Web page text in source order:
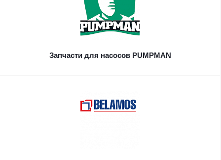
Запчасти для насосов PUMPMAN